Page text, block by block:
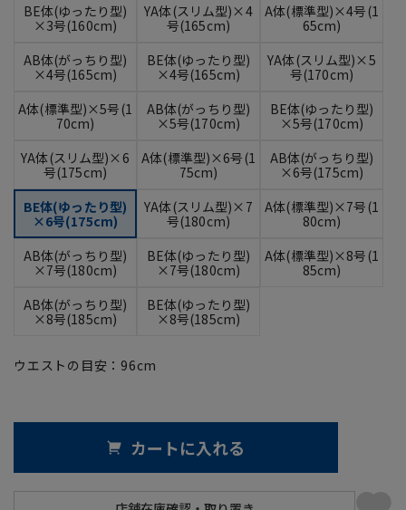
BE体(ゆったり型)
×3号(160cm)
YA体(スリム型)×4
号(165cm)
A体(標準型)×4号(1
65cm)
AB体(がっちり型)
×4号(165cm)
BE体(ゆったり型)
×4号(165cm)
YA体(スリム型)×5
号(170cm)
A体(標準型)×5号(1
70cm)
AB体(がっちり型)
×5号(170cm)
BE体(ゆったり型)
×5号(170cm)
YA体(スリム型)×6
号(175cm)
A体(標準型)×6号(1
75cm)
AB体(がっちり型)
×6号(175cm)
BE体(ゆったり型)
×6号(175cm)
YA体(スリム型)×7
号(180cm)
A体(標準型)×7号(1
80cm)
AB体(がっちり型)
×7号(180cm)
BE体(ゆったり型)
×7号(180cm)
A体(標準型)×8号(1
85cm)
AB体(がっちり型)
×8号(185cm)
BE体(ゆったり型)
×8号(185cm)
ウエストの目安： 96cm
カートに入れる